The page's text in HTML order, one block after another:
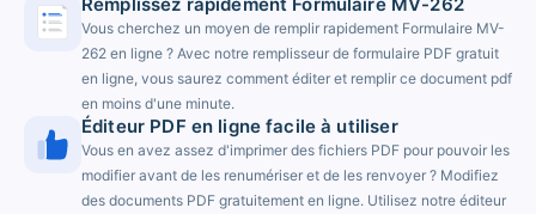
Remplissez rapidement Formulaire MV-262
Vous cherchez un moyen de remplir rapidement Formulaire MV-
262 en ligne ? Avec notre remplisseur de formulaire PDF gratuit
en ligne, vous saurez comment éditer et remplir ce document pdf
en moins d'une minute.
Éditeur PDF en ligne facile à utiliser
Vous en avez assez d'imprimer des fichiers PDF pour pouvoir les
modifier avant de les renumériser et de les renvoyer ? Modifiez
des documents PDF gratuitement en ligne. Utilisez notre éditeur